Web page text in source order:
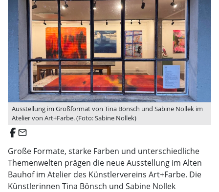
Ausstellung im Großformat von Tina Bönsch und Sabine Nollek im
Atelier von Art+Farbe. (Foto: Sabine Nollek)
email
Große Formate, starke Farben und unterschiedliche
Themenwelten prägen die neue Ausstellung im Alten
Bauhof im Atelier des Künstlervereins Art+Farbe. Die
Künstlerinnen Tina Bönsch und Sabine Nollek